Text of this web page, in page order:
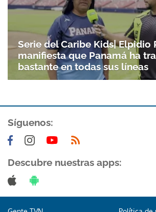
Serie del Caribe Kids| Elpidio
manifiesta que Panamá ha
bastante en todas sus líneas
Síguenos:
Descubre nuestras apps: